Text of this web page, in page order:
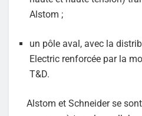
Alstom ;
un pôle aval, avec la
Electric renforcée par la
T&D.
Alstom et Schneider se